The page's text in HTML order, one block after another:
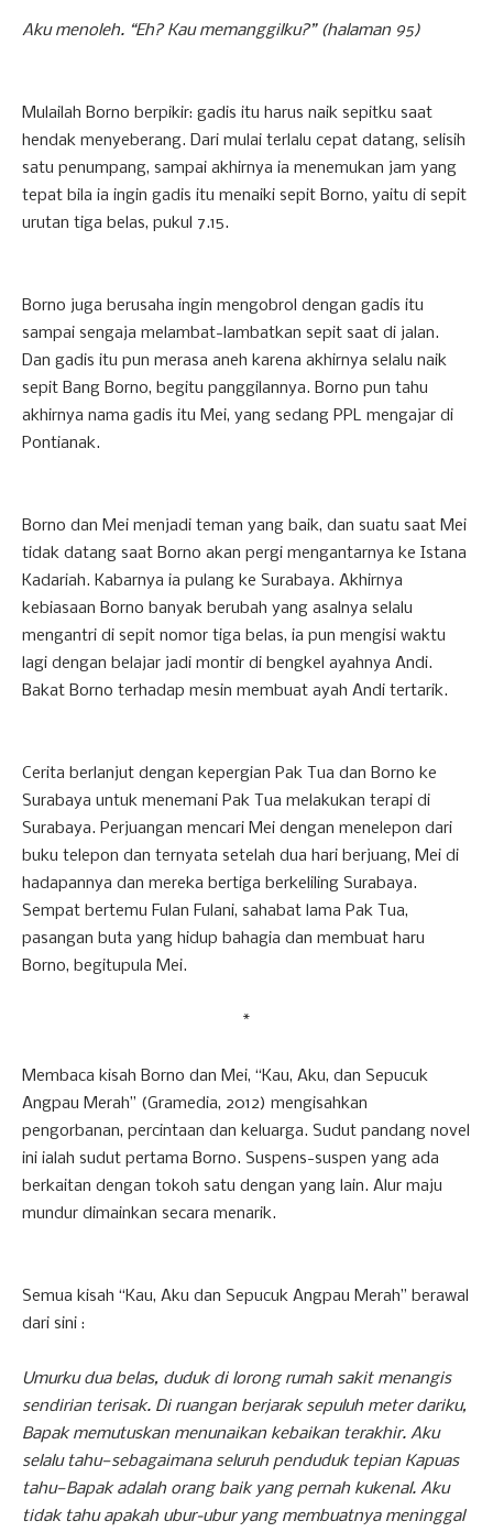
Aku menoleh. “Eh? Kau memanggilku?” (halaman 95)
Mulailah Borno berpikir: gadis itu harus naik sepitku saat
hendak menyeberang. Dari mulai terlalu cepat datang, selisih
satu penumpang, sampai akhirnya ia menemukan jam yang
tepat bila ia ingin gadis itu menaiki sepit Borno, yaitu di sepit
urutan tiga belas, pukul 7.15.
Borno juga berusaha ingin mengobrol dengan gadis itu
sampai sengaja melambat-lambatkan sepit saat di jalan.
Dan gadis itu pun merasa aneh karena akhirnya selalu naik
sepit Bang Borno, begitu panggilannya. Borno pun tahu
akhirnya nama gadis itu Mei, yang sedang PPL mengajar di
Pontianak.
Borno dan Mei menjadi teman yang baik, dan suatu saat Mei
tidak datang saat Borno akan pergi mengantarnya ke Istana
Kadariah. Kabarnya ia pulang ke Surabaya. Akhirnya
kebiasaan Borno banyak berubah yang asalnya selalu
mengantri di sepit nomor tiga belas, ia pun mengisi waktu
lagi dengan belajar jadi montir di bengkel ayahnya Andi.
Bakat Borno terhadap mesin membuat ayah Andi tertarik.
Cerita berlanjut dengan kepergian Pak Tua dan Borno ke
Surabaya untuk menemani Pak Tua melakukan terapi di
Surabaya. Perjuangan mencari Mei dengan menelepon dari
buku telepon dan ternyata setelah dua hari berjuang, Mei di
hadapannya dan mereka bertiga berkeliling Surabaya.
Sempat bertemu Fulan Fulani, sahabat lama Pak Tua,
pasangan buta yang hidup bahagia dan membuat haru
Borno, begitupula Mei.
*
Membaca kisah Borno dan Mei, “Kau, Aku, dan Sepucuk
Angpau Merah” (Gramedia, 2012) mengisahkan
pengorbanan, percintaan dan keluarga. Sudut pandang novel
ini ialah sudut pertama Borno. Suspens-suspen yang ada
berkaitan dengan tokoh satu dengan yang lain. Alur maju
mundur dimainkan secara menarik.
Semua kisah “Kau, Aku dan Sepucuk Angpau Merah” berawal
dari sini :
Umurku dua belas, duduk di lorong rumah sakit menangis
sendirian terisak. Di ruangan berjarak sepuluh meter dariku,
Bapak memutuskan menunaikan kebaikan terakhir. Aku
selalu tahu—sebagaimana seluruh penduduk tepian Kapuas
tahu—Bapak adalah orang baik yang pernah kukenal. Aku
tidak tahu apakah ubur-ubur yang membuatnya meninggal